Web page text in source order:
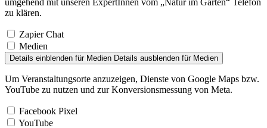
umgehend mit unseren ExpertInnen vom „Natur im Garten“ Telefon
zu klären.
Zapier Chat
Medien
Details einblenden für Medien Details ausblenden für Medien
Um Veranstaltungsorte anzuzeigen, Dienste von Google Maps bzw.
YouTube zu nutzen und zur Konversionsmessung von Meta.
Facebook Pixel
YouTube